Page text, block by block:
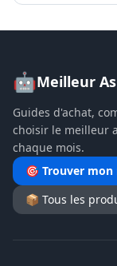
🤖Meilleur
Guides d'achat,
choisir le meilleur
chaque mois.
🎯 Trouver
📦 Tous les